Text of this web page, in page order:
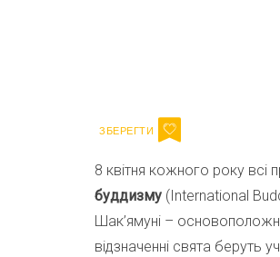
8 квітня кожного року всі
буддизму (International
Шак’ямуні –
відзначенні свята беруть